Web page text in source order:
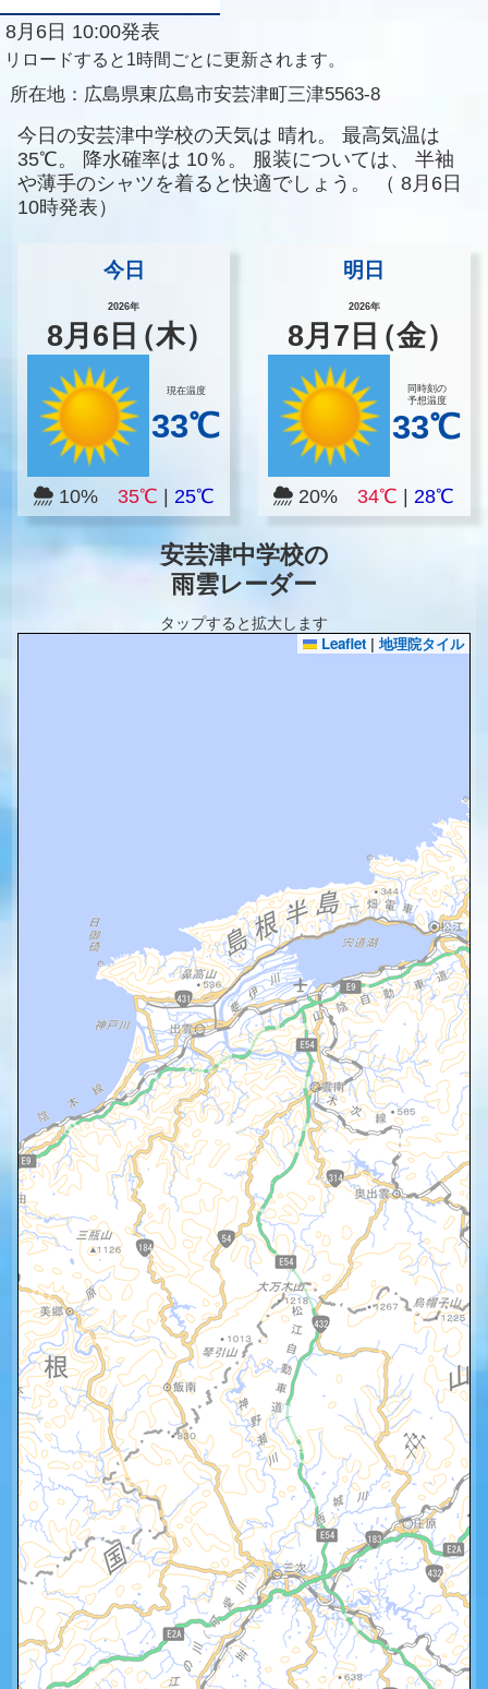
8月6日 10:00発表
リロードすると1時間ごとに更新されます。
所在地： 広島県東広島市安芸津町三津5563-8
今日の安芸津中学校の天気は 晴れ。
最高気温は
35℃。
降水確率は 10％。 服装については、
半袖
や薄手のシャツを着ると快適でしょう。
（ 8月6日
10時発表）
今日
2026年
8月 6 日（木）
現在温度
33℃
10% 35℃ 25℃
明日
2026年
8月 7 日（金）
同時刻の
予想温度
33℃
20%34℃ |28℃
安芸津中学校の
雨雲レーダー
タップすると拡大します
Leaflet | 地理院タイル